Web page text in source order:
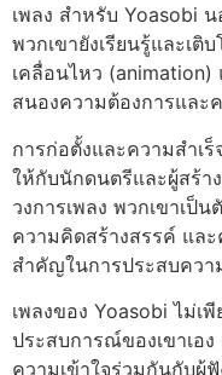
เพลง สำหรับ Yoasobi
พวกเขายังเรียนรู้และเติ
เคลื่อนไหว
สนองความต้องการและ
การก่อตั้งและความสำเ
ให้กับนักดนตรีและผู้สร้า
วงการเพลง พวกเขาเป็
ความคิดสร้างสรรค์ แล
สำคัญในการประสบควา
เพลงของ Yoasobi ไม่เ
ประสบการณ์ของเขาเอ
ความเข้าใจร่วมกันกับผู้